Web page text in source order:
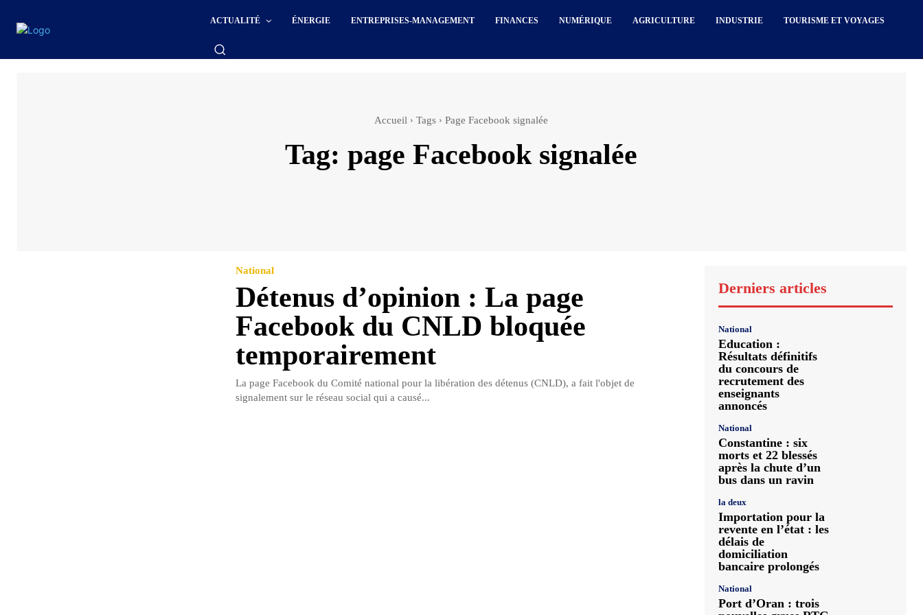
ACTUALITÉ ÉNERGIE ENTREPRISES-MANAGEMENT FINANCES NUMÉRIQUE AGRICULTURE INDUSTRIE TOURISME ET VOYAGES
Accueil Tags Page Facebook signalée
Tag: page Facebook signalée
National
Détenus d’opinion : La page
Facebook du CNLD bloquée
temporairement
La page Facebook du Comité national pour la libération des détenus (CNLD), a fait l'objet de
signalement sur le réseau social qui a causé...
Derniers articles
National
Education :
Résultats définitifs
du concours de
recrutement des
enseignants
annoncés
National
Constantine : six
morts et 22 blessés
après la chute d’un
bus dans un ravin
la deux
Importation pour la
revente en l’état : les
délais de
domiciliation
bancaire prolongés
National
Port d’Oran : trois